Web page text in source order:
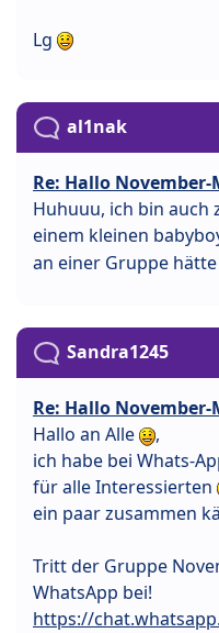
Lg
al1nak
Re: Hallo November-
Huhuuu, ich bin auch
einem kleinen
an einer Gruppe
Sandra1245
Re: Hallo November-
Hallo an Alle
,
ich habe bei Whats-
für alle Interessierten
ein paar zusammen
Tritt der Gruppe
WhatsApp bei!
https://